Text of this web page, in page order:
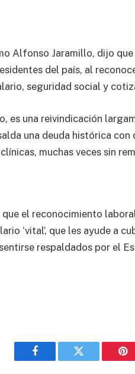
Alfonso Jaramillo, dijo
del país, al
seguridad social y
es una reivindicación
una deuda histórica con
muchas veces sin
el reconocimiento
‘vital’, que les ayude a
respaldados por el
Facebook Twitter